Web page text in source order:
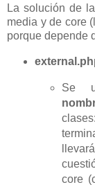
La solución de
media y de core
porque depende
Se
core